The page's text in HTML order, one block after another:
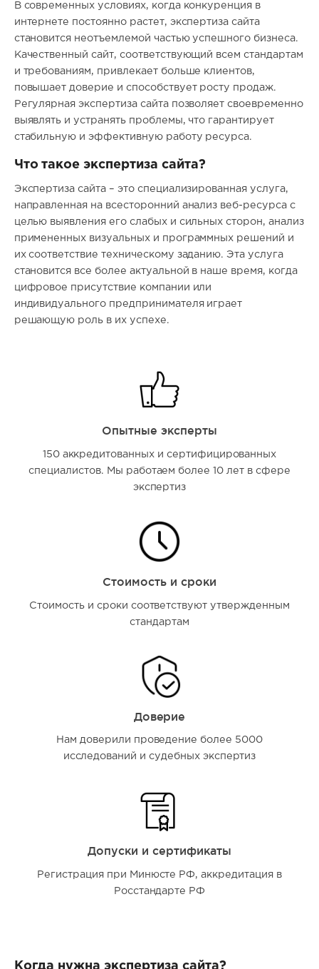
В современных условиях, когда конкуренция в
интернете постоянно растет, экспертиза сайта
становится неотъемлемой частью успешного бизнеса.
Качественный сайт, соответствующий всем стандартам
и требованиям, привлекает больше клиентов,
повышает доверие и способствует росту продаж.
Регулярная экспертиза сайта позволяет своевременно
выявлять и устранять проблемы, что гарантирует
стабильную и эффективную работу ресурса.
Что такое экспертиза сайта?
Экспертиза сайта – это специализированная услуга,
направленная на всесторонний анализ веб-ресурса с
целью выявления его слабых и сильных сторон, анализ
примененных визуальных и программных решений и
их соответствие техническому заданию. Эта услуга
становится все более актуальной в наше время, когда
цифровое присутствие компании или
индивидуального предпринимателя играет
решающую роль в их успехе.
Опытные эксперты
150 аккредитованных и сертифицированных
специалистов. Мы работаем более 10 лет в сфере
экспертиз
Стоимость и сроки
Стоимость и сроки соответствуют утвержденным
стандартам
Доверие
Нам доверили проведение более 5000
исследований и судебных экспертиз
Допуски и сертификаты
Регистрация при Минюсте РФ, аккредитация в
Росстандарте РФ
Когда нужна экспертиза сайта?